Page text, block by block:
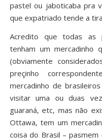
pastel ou jaboticaba pra
que expatriado tende a
Acredito que todas as
tenham um mercadinho
(obviamente
preçinho
mercadinho de
visitar uma ou duas
guaraná, etc, mas não
Ottawa, tem um
coisa do Brasil – pasmem